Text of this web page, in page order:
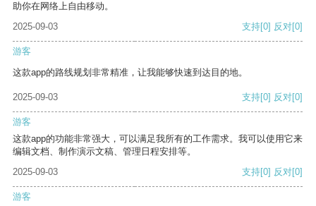
助你在网络上自由移动。
2025-09-03
支持[0] 反对[0]
游客
这款app的路线规划非常精准，让我能够快速到达目的地。
2025-09-03 支持[0] 反对[0]
游客
这款app的功能非常强大，可以满足我所有的工作需求。我可以使用它来
编辑文档、制作演示文稿、管理日程安排等。
2025-09-03
支持[0] 反对[0]
游客